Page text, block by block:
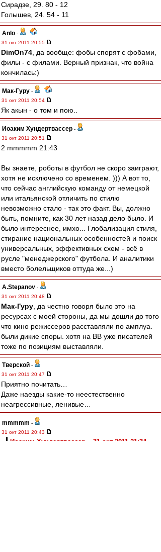
Сирадзе, 29. 80 - 12
Голышев, 24. 54 - 11
Anlo -
31 окт 2011 20:55
DimOn74 , да вообще: фобы спорят с фобами,
филы - с филами. Верный признак, что война
кончилась:)
Мак-Гуру -
31 окт 2011 20:54
Як акын - о том и пою..
Иоаким Хундертвассер -
31 окт 2011 20:51
2 mmmmm 21:43
Вы знаете, роботы в футбол не скоро заиграют,
хотя не исключено со временем. ))) А вот то,
что сейчас английскую команду от немецкой
или итальянской отличить по стилю
невозможно стало - так это факт. Вы, должно
быть, помните, как 30 лет назад дело было. И
было интереснее, имхо... Глобализация стиля,
стирание национальных особенностей и поиск
универсальных, эффективных схем - всё в
русле "менеджерского" футбола. И аналитики
вместо болельщиков оттуда же...)
A.Stepanov -
31 окт 2011 20:48
Мак-Гуру , да честно говоря было это на
ресурсах с моей стороны, да мы дошли до того
что кино режиссеров расставляли по амплуа.
были дикие споры. хотя на ВВ уже писателей
тоже по позициям выставляли.
Тверской -
31 окт 2011 20:47
Приятно почитать…
Даже наезды какие-то неестественно
неагрессивные, ленивые…
mmmmm -
31 окт 2011 20:43
Иоаким Хундертвассер » 31 окт 2011 21:34